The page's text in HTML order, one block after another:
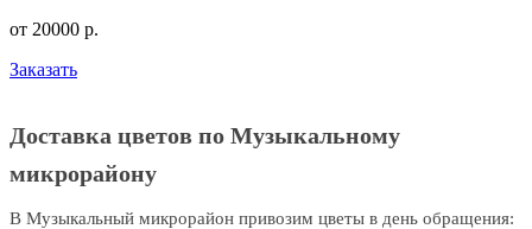
от 20000 р.
Заказать
Доставка цветов по Музыкальному
микрорайону
В Музыкальный микрорайон привозим цветы в день обращения: